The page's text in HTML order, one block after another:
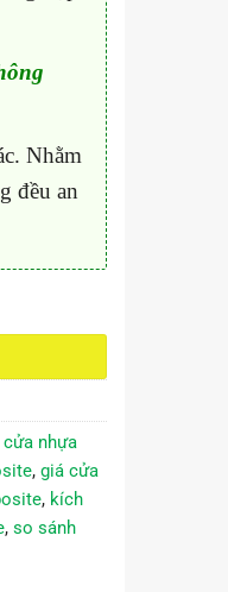
Nhằm
đều an
nhựa
, giá cửa
, kích
, so sánh